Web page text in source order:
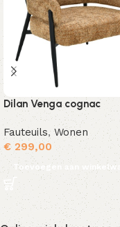
Dilan Venga cognac
Fauteuils,Wonen
€299,00
Toevoegen aan